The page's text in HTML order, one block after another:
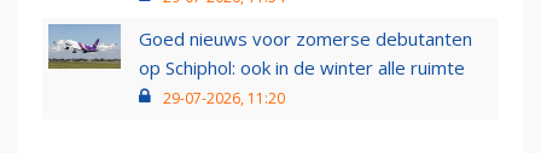
Goed nieuws voor zomerse debutanten
op Schiphol: ook in de winter alle ruimte
29-07-2026, 11:20